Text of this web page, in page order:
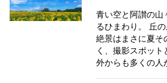
青い空と阿讃の山
るひまわり。 丘
絶景はまさに夏そ
く、撮影スポッ
外からも多くの人